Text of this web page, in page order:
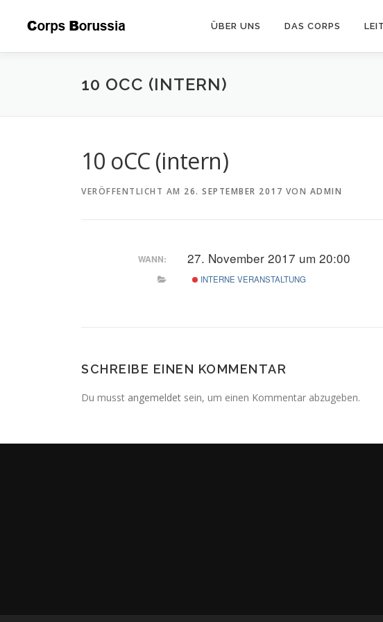
ÜBER UNS DAS CORPS
10 OCC (INTERN)
10 oCC (intern)
VERÖFFENTLICHT AM 26. SEPTEMBER 2017 VON ADMIN
WANN: 27. November 2017 um 20:00
INTERNE VERANSTALTUNG
SCHREIBE EINEN KOMMENTAR
Du musst angemeldet sein, um einen Kommentar abzugeben.